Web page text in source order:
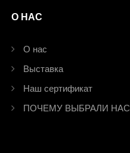
О НАС
О нас
Выставка
Наш сертификат
ПОЧЕМУ ВЫБРАЛИ НАС